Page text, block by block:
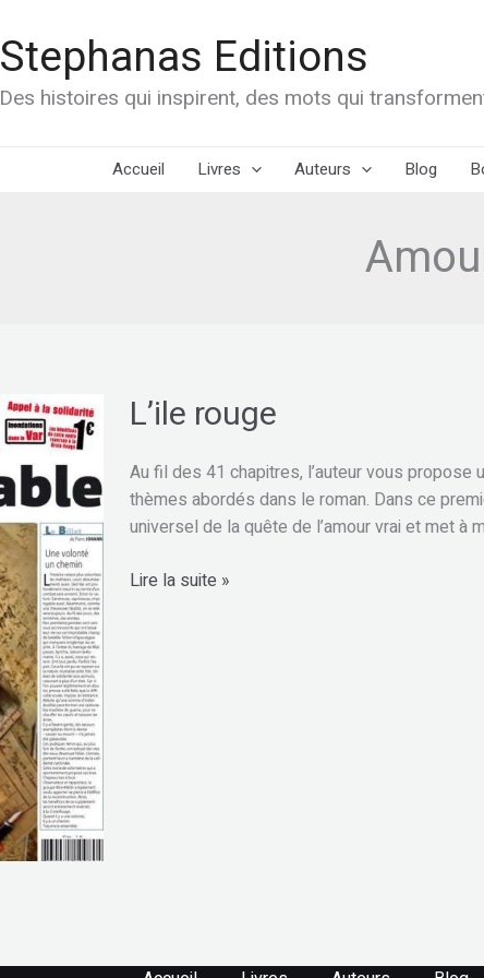
Stephanas Editions
Des histoires qui inspirent, des mots qui
Accueil Livres Auteurs Blog
L’ile rouge
Au fil des 41 chapitres, l’auteur vous propose
thèmes abordés dans le roman. Dans ce
universel de la quête de l’amour vrai et met à
L’ile
rouge
Lire la suite »